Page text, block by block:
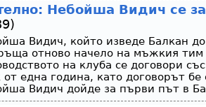
Небойша Видич се
Видич, който изведе Балкан
отново начело на мъжкия тим
на клуба се договори
от една година, като договорът
Видич дойде за първи път в